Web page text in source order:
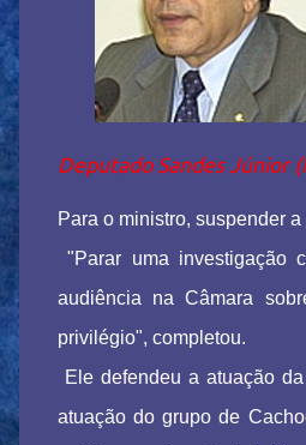
Deputado Sandes Júnior
Para o ministro, suspender
"Parar uma investigação
audiência na Câmara
privilégio", completou.
Ele defendeu a atuação
atuação do grupo de